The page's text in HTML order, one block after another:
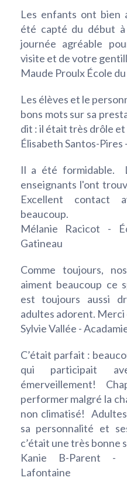
Les enfants ont bien
été capté du début
journée agréable
visite et de votre
Maude Proulx École
Les élèves et le
bons mots sur sa
dit : il était très drôle
Élisabeth Santos-
Il a été formidable.
enseignants l'ont
Excellent contact
beaucoup.
Mélanie Racicot -
Gatineau
Comme toujours,
aiment beaucoup ce
est toujours aussi
adultes adorent. Merci
Sylvie Vallée -
C’était parfait :
qui participait
émerveillement!
performer malgré la
non climatisé!
sa personnalité et
c’était une très bonne
Kanie B-Parent -
Lafontaine